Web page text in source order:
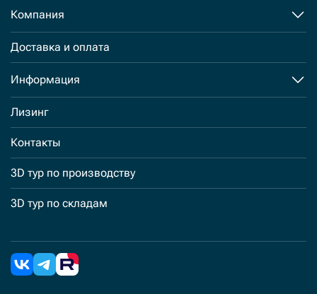
Компания
Доставка и оплата
Информация
Лизинг
Контакты
3D тур по производству
3D тур по складам